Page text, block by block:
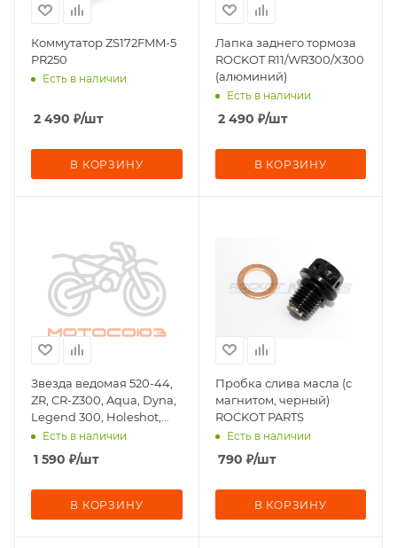
Коммутатор ZS172FMM-5
PR250
Есть в наличии
2 490 ₽/шт
В КОРЗИНУ
Лапка заднего тормоза
ROCKOT R11/WR300/X300
(алюминий)
Есть в наличии
2 490 ₽/шт
В КОРЗИНУ
Звезда ведомая 520-44,
ZR, CR-Z300, Aqua, Dyna,
Legend 300, Holeshot,
Crosstrec, Sport 003pro, 4
Есть в наличии
1 590 ₽/шт
В КОРЗИНУ
Пробка слива масла (с
магнитом, черный)
ROCKOT PARTS
Есть в наличии
790 ₽/шт
В КОРЗИНУ